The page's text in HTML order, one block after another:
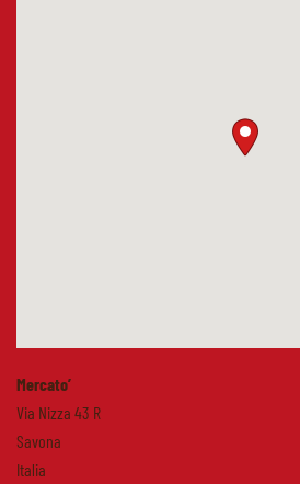
Mercato’
Via Nizza 43 R
Savona
Italia